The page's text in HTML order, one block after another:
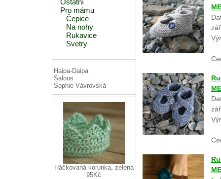
Ostatní
Pro mámu
Čepice
Na nohy
Rukavice
Svetry
Haipa-Daipa
Saloos
Sophie Vávrovská
Háčkovaná korunka, zelená
95Kč